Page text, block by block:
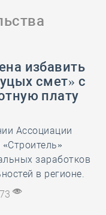
избавить
смет» с
плату
Ассоциации
заработков
в регионе.